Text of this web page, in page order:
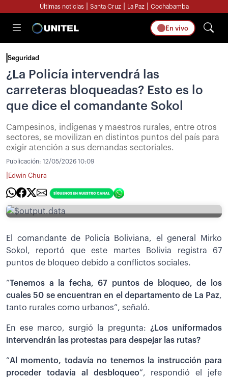
Últimas noticias Santa Cruz La Paz Cochabamba
En vivo
Seguridad
¿La Policía intervendrá las
carreteras bloqueadas? Esto es lo
que dice el comandante Sokol
Campesinos, indígenas y maestros rurales, entre otros
sectores, se movilizan en distintos puntos del país para
exigir atención a sus demandas sectoriales.
Publicación: 12/05/2026 10:09
Edwin Chura
El comandante de Policía Boliviana, el general Mirko
Sokol, reportó que este martes Bolivia registra 67
puntos de bloqueo debido a conflictos sociales.
“Tenemos a la fecha, 67 puntos de bloqueo, de los
cuales 50 se encuentran en el departamento de La Paz,
tanto rurales como urbanos”, señaló.
En ese marco, surgió la pregunta: ¿Los uniformados
intervendrán las protestas para despejar las rutas?
“Al momento, todavía no tenemos la instrucción para
proceder todavía al desbloqueo”, respondió el jefe